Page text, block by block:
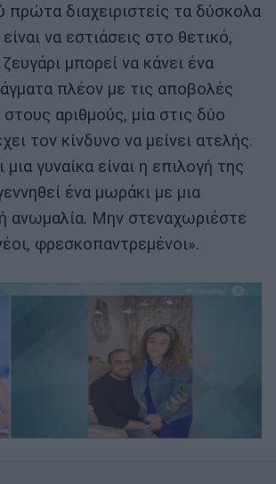
διαχειριστείς τα δύσκολα
να εστιάσεις στο θετικό,
μπορεί να κάνει ένα
πλέον με τις αποβολές
αριθμούς, μία στις δύο
τον κίνδυνο να μείνει ατελής.
γυναίκα είναι η επιλογή της
ένα μωράκι με μια
ανωμαλία. Μην στεναχωριέστε
φρεσκοπαντρεμένοι».